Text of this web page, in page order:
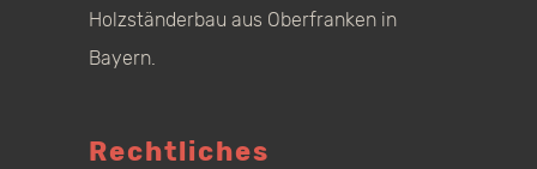
Holzständerbau aus Oberfranken in
Bayern.
Rechtliches